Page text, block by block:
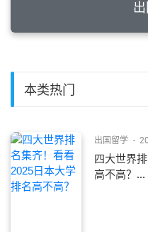
本类热门
出国留学 -
四大世界
高不高？...